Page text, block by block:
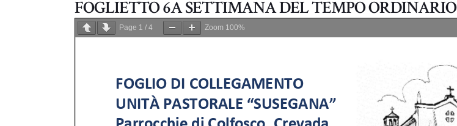
FOGLIETTO 6A SETTIMANA DEL TEMPO ORDINARIO
Page 1 / 4 Zoom 100%